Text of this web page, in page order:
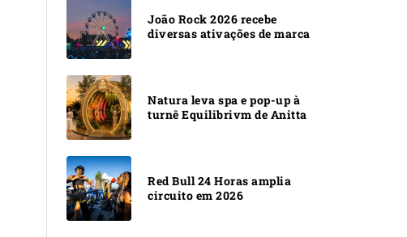
João Rock 2026 recebe
diversas ativações de marca
Natura leva spa e pop-up à
turnê Equilibrivm de Anitta
Red Bull 24 Horas amplia
circuito em 2026